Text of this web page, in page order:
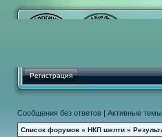
Регистрация
Сообщения без ответов | Активные темы
Список форумов » НКП шелти »